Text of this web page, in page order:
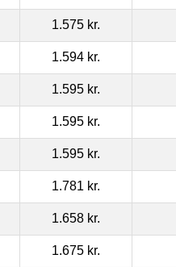
1.575 kr.
1.594 kr.
1.595 kr.
1.595 kr.
1.595 kr.
1.781 kr.
1.658 kr.
1.675 kr.